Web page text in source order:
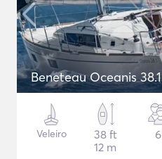
Beneteau Oceanis 38.1
Veleiro
38 ft
12 m
6